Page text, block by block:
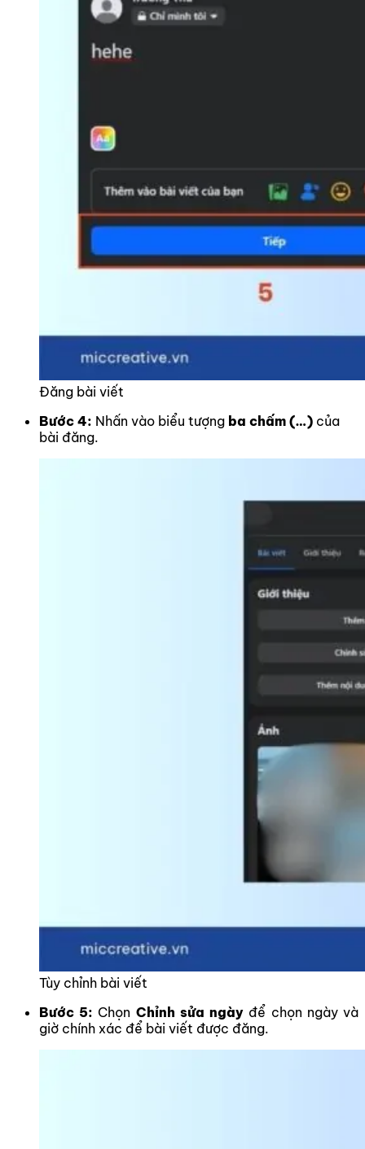
Đăng bài viết
Bước 4: Nhấn vào biểu tượng ba chấm (…) của
bài đăng.
Tùy chỉnh bài viết
Bước 5: Chọn Chỉnh sửa ngày để chọn ngày và
giờ chính xác để bài viết được đăng.